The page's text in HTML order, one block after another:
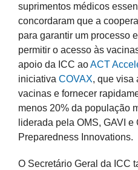
suprimentos médicos
concordaram que a
para garantir um processo
permitir o acesso às
apoio da ICC aoACT
iniciativa COVAX, que visa
vacinas e fornecer
menos 20% da população
liderada pela OMS, GAVI
Preparedness Innovations.
O Secretário Geral da ICC